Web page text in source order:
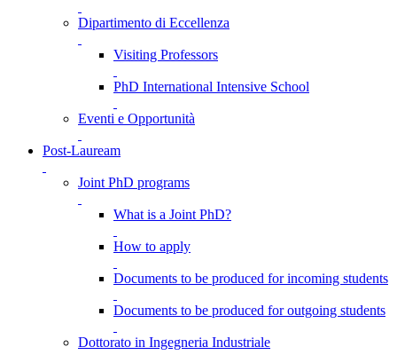
Dipartimento di Eccellenza
Visiting Professors
PhD International Intensive School
Eventi e Opportunità
Post-Lauream
Joint PhD programs
What is a Joint PhD?
How to apply
Documents to be produced for incoming students
Documents to be produced for outgoing students
Dottorato in Ingegneria Industriale